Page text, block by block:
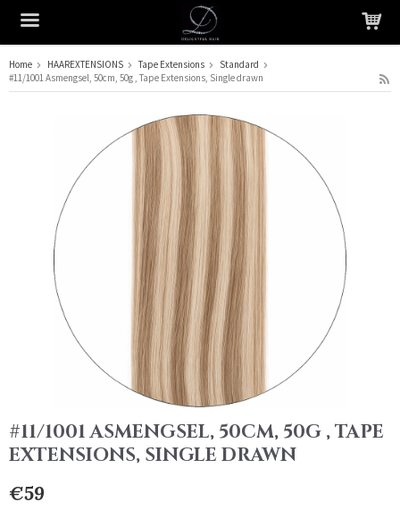
Het product is in je winkelmandje geplaatst
Home HAAREXTENSIONS Tape Extensions
Standard
#11/1001 Asmengsel, 50cm, 50g , Tape Extensions, Single drawn
#11/1001 ASMENGSEL, 50CM, 50G , TAPE
EXTENSIONS, SINGLE DRAWN
€59